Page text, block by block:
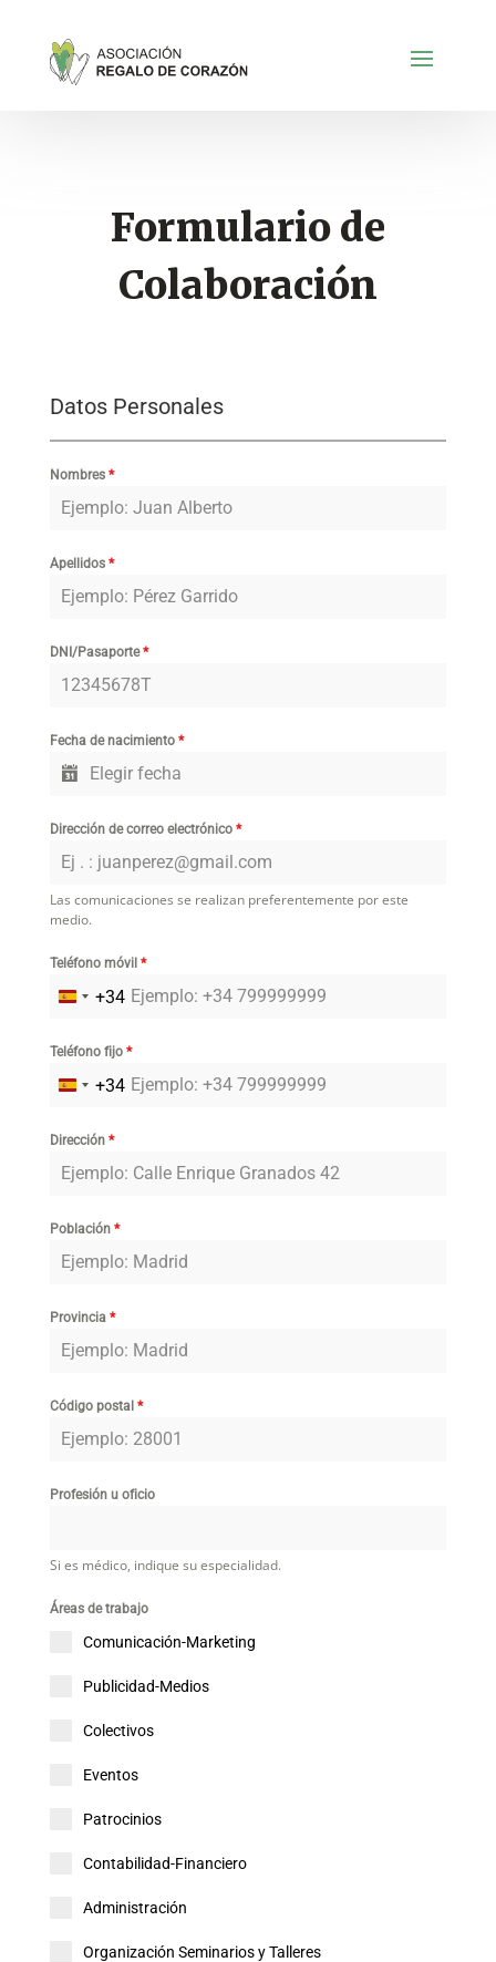
Formulario de
Colaboración
Datos Personales
Nombres *
Apellidos *
DNI/Pasaporte*
Fecha de nacimiento *
Dirección de correo electrónico *
Las comunicaciones se realizan preferentemente por este
medio.
Teléfono móvil *
Spain+34
Teléfono fijo *
Spain+34
Dirección *
Población *
Provincia *
Código postal *
Profesión u oficio
Si es médico, indique su especialidad.
Áreas de trabajo
Comunicación-Marketing
Publicidad-Medios
Colectivos
Eventos
Patrocinios
Contabilidad-Financiero
Administración
Organización Seminarios y Talleres